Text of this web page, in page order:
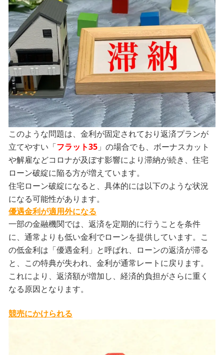
このような問題は、金利が固定されており返済プランが
立てやすい「フラット35 」の場合でも、ボーナスカット
や解雇などコロナが及ぼす影響により滞納が続き、住宅
ローン破綻に陥る方が増えています。
住宅ローン破綻になると、具体的には以下のような状況
になる可能性があります。
優遇金利が適用外になる
一部の金融機関では、返済を定期的に行うことを条件
に、通常よりも低い金利でローンを提供しています。こ
の低金利は「優遇金利」と呼ばれ、ローンの返済が滞る
と、この特典が失われ、金利が通常レートに戻ります。
これにより、返済額が増加し、経済的負担がさらに重く
なる原因となります。
競売にかけられる